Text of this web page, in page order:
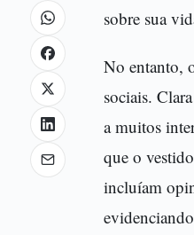
sobre sua
No entanto,
sociais.
a muitos
que o
incluíam